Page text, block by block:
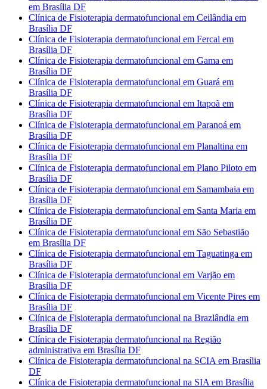
em Brasília DF
Clínica de Fisioterapia dermatofuncional em Ceilândia em
Brasília DF
Clínica de Fisioterapia dermatofuncional em Fercal em
Brasília DF
Clínica de Fisioterapia dermatofuncional em Gama em
Brasília DF
Clínica de Fisioterapia dermatofuncional em Guará em
Brasília DF
Clínica de Fisioterapia dermatofuncional em Itapoã em
Brasília DF
Clínica de Fisioterapia dermatofuncional em Paranoá em
Brasília DF
Clínica de Fisioterapia dermatofuncional em Planaltina em
Brasília DF
Clínica de Fisioterapia dermatofuncional em Plano Piloto em
Brasília DF
Clínica de Fisioterapia dermatofuncional em Samambaia em
Brasília DF
Clínica de Fisioterapia dermatofuncional em Santa Maria em
Brasília DF
Clínica de Fisioterapia dermatofuncional em São Sebastião
em Brasília DF
Clínica de Fisioterapia dermatofuncional em Taguatinga em
Brasília DF
Clínica de Fisioterapia dermatofuncional em Varjão em
Brasília DF
Clínica de Fisioterapia dermatofuncional em Vicente Pires em
Brasília DF
Clínica de Fisioterapia dermatofuncional na Brazlândia em
Brasília DF
Clínica de Fisioterapia dermatofuncional na Região
administrativa em Brasília DF
Clínica de Fisioterapia dermatofuncional na SCIA em Brasília
DF
Clínica de Fisioterapia dermatofuncional na SIA em Brasília